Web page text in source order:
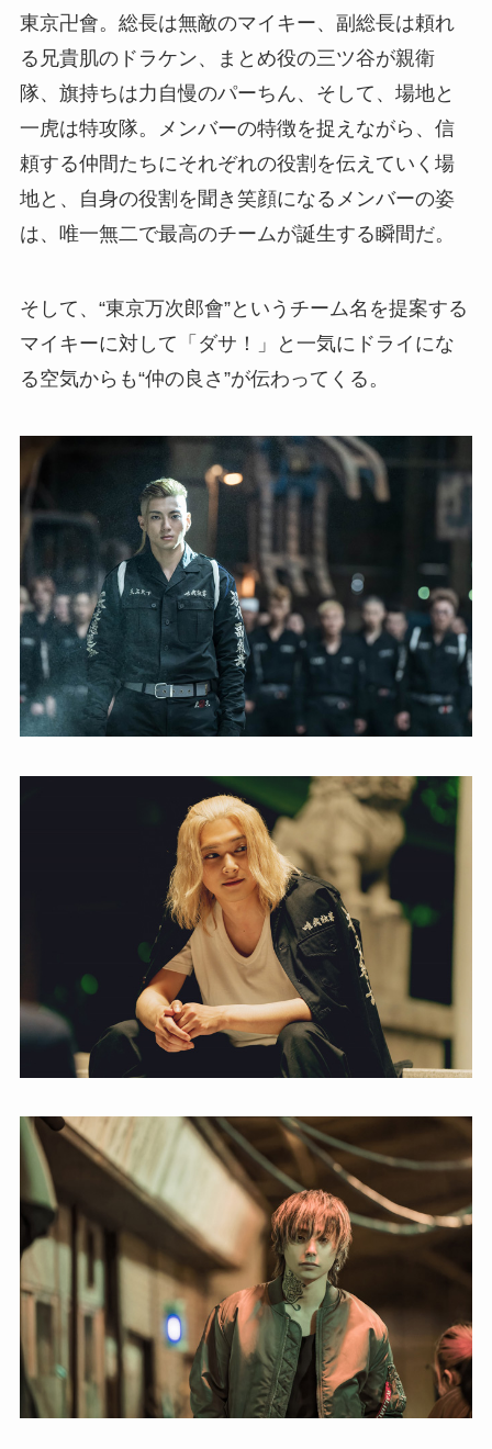
東京卍會。総長は無敵のマイキー、副総長は頼れ
る兄貴肌のドラケン、まとめ役の三ツ谷が親衛
隊、旗持ちは力自慢のパーちん、そして、場地と
一虎は特攻隊。メンバーの特徴を捉えながら、信
頼する仲間たちにそれぞれの役割を伝えていく場
地と、自身の役割を聞き笑顔になるメンバーの姿
は、唯一無二で最高のチームが誕生する瞬間だ。
そして、“東京万次郎會”というチーム名を提案する
マイキーに対して「ダサ！」と一気にドライにな
る空気からも“仲の良さ”が伝わってくる。